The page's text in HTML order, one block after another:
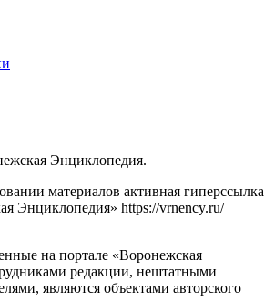
Энциклопедия.
материалов активная гиперссылка
Энциклопедия» https://vrnency.ru/
на портале «Воронежская
редакции, нештатными
являются объектами авторского